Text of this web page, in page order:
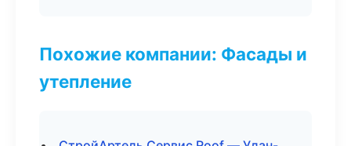
Похожие компании: Фасады и
утепление